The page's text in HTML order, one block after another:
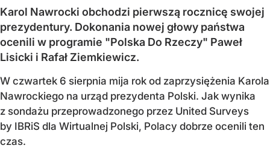
Karol Nawrocki obchodzi pierwszą rocznicę swojej
prezydentury. Dokonania nowej głowy państwa
ocenili w programie "Polska Do Rzeczy" Paweł
Lisicki i Rafał Ziemkiewicz.
W czwartek 6 sierpnia mija rok od zaprzysiężenia Karola
Nawrockiego na urząd prezydenta Polski. Jak wynika
z sondażu przeprowadzonego przez United Surveys
by IBRiS dla Wirtualnej Polski, Polacy dobrze ocenili ten
czas.